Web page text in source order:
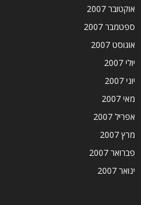
אוקטובר 2007
ספטמבר 2007
אוגוסט 2007
יולי 2007
יוני 2007
מאי 2007
אפריל 2007
מרץ 2007
פברואר 2007
ינואר 2007